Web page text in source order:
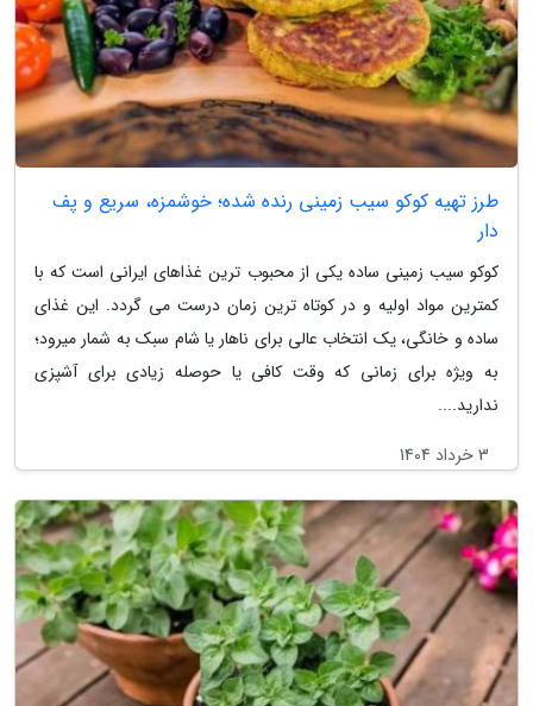
طرز تهیه کوکو سیب زمینی رنده شده؛ خوشمزه، سریع و پف
دار
کوکو سیب زمینی ساده یکی از محبوب ترین غذاهای ایرانی است که با
کمترین مواد اولیه و در کوتاه ترین زمان درست می گردد. این غذای
ساده و خانگی، یک انتخاب عالی برای ناهار یا شام سبک به شمار میرود؛
به ویژه برای زمانی که وقت کافی یا حوصله زیادی برای آشپزی
ندارید....
3 خرداد 1404